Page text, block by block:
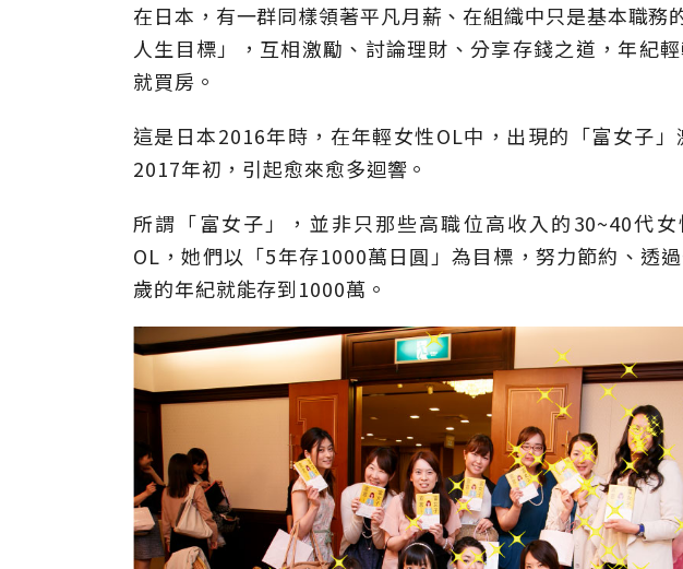
在日本，有一群同樣領著平凡月薪、在組織中只是基本職務
人生目標」，互相激勵、討論理財、分享存錢之道，年紀
就買房。
這是日本2016年時，在年輕女性OL中，出現的「富女子
2017年初，引起愈來愈多迴響。
所謂「富女子」，並非只那些高職位高收入的30~40代
OL，她們以「5年存1000萬日圓」為目標，努力節約、透
歲的年紀就能存到1000萬。